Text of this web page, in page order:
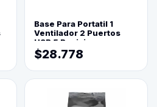
Base Para Portatil 1
Ventilador 2 Puertos
USB 5 Posiciones
$28.778